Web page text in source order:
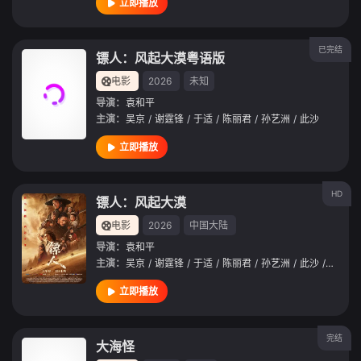
立即播放
已完结
镖人：风起大漠粤语版
电影 2026
未知
导演： 袁和平
主演： 吴京 / 谢霆锋 / 于适 / 陈丽君 / 孙艺洲 / 此沙
立即播放
HD
镖人：风起大漠
电影 2026
中国大陆
导演： 袁和平
主演： 吴京 / 谢霆锋 / 于适 / 陈丽君 / 孙艺洲 / 此沙 / 李云霄
立即播放
完结
大海怪